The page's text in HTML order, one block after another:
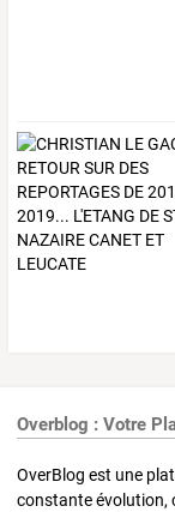
Overblog : Votre
OverBlog est une
constante évolution,